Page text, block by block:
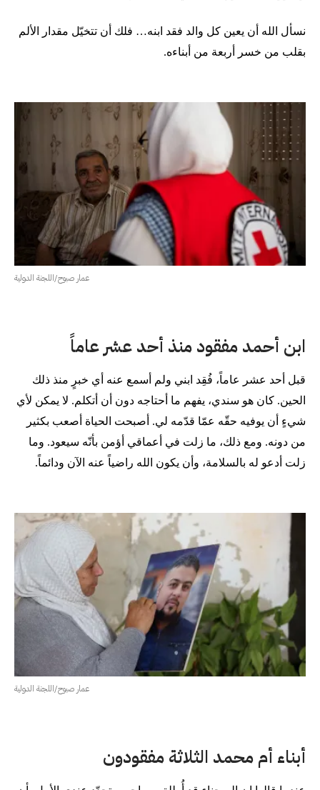
نسأل الله أن يعين كل والد فقد ابنه… فلك أن تتخيّل مقدار الألم
بقلب من خسر أربعة من أبناءه.
عمار صبوح/اللجنة الدولية
ابن أحمد مفقود منذ أحد عشر عاماً
قبل أحد عشر عاماً، فُقِد ابني ولم أسمع عنه أي خبرٍ منذ ذلك
الحين. كان هو سندي، يفهم ما أحتاجه دون أن أتكلم. لا يمكن لأي
شيءٍ أن يوفيه حقّه عمّا قدّمه لي. أصبحت الحياة أصعب بكثير
من دونه. ومع ذلك، ما زلت في أعماقي أؤمن بأنّه سيعود. وما
زلت أدعو له بالسلامة، وأن يكون الله راضياً عنه الآن ودائماً.
عمار صبوح/اللجنة الدولية
أبناء أم محمد الثلاثة مفقودون